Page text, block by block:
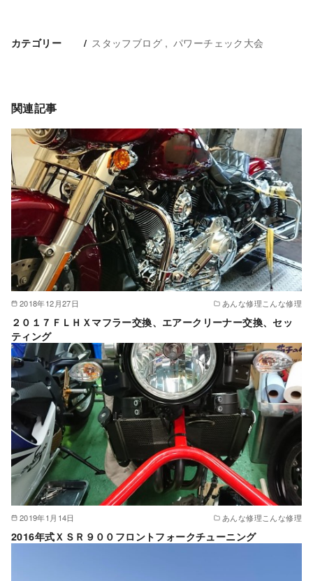
カテゴリー スタッフブログ パワーチェック大会
関連記事
2018年12月27日 あんな修理こんな修理
２０１７ＦＬＨＸマフラー交換、エアークリーナー交換、セッ
ティング
2019年1月14日 あんな修理こんな修理
2016年式ＸＳＲ９００フロントフォークチューニング